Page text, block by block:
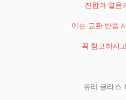
진함과 옅음
이는 교환 반품
꼭 참고하시
유리 글라스